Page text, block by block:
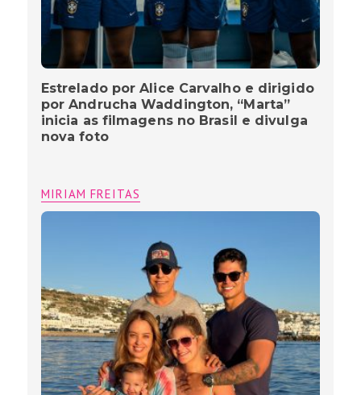
Estrelado por Alice Carvalho e dirigido
por Andrucha Waddington, “Marta”
inicia as filmagens no Brasil e divulga
nova foto
MIRIAM FREITAS